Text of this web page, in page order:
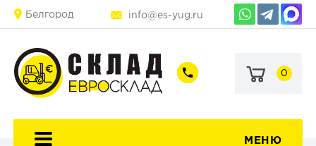
Белгород info@es-yug.ru
+7
60-
+7
69-
0
МЕНЮ